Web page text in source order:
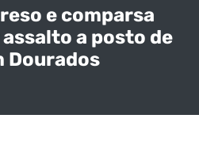
e comparsa
a posto de
Dourados